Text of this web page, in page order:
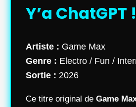
Y’a ChatGPT !
Artiste : Game Max
Genre : Electro / Fun /
Sortie : 2026
Ce titre original de Game